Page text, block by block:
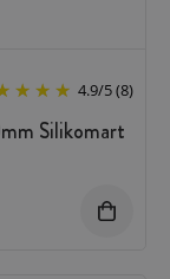
4.9/5(8)
Silikomart